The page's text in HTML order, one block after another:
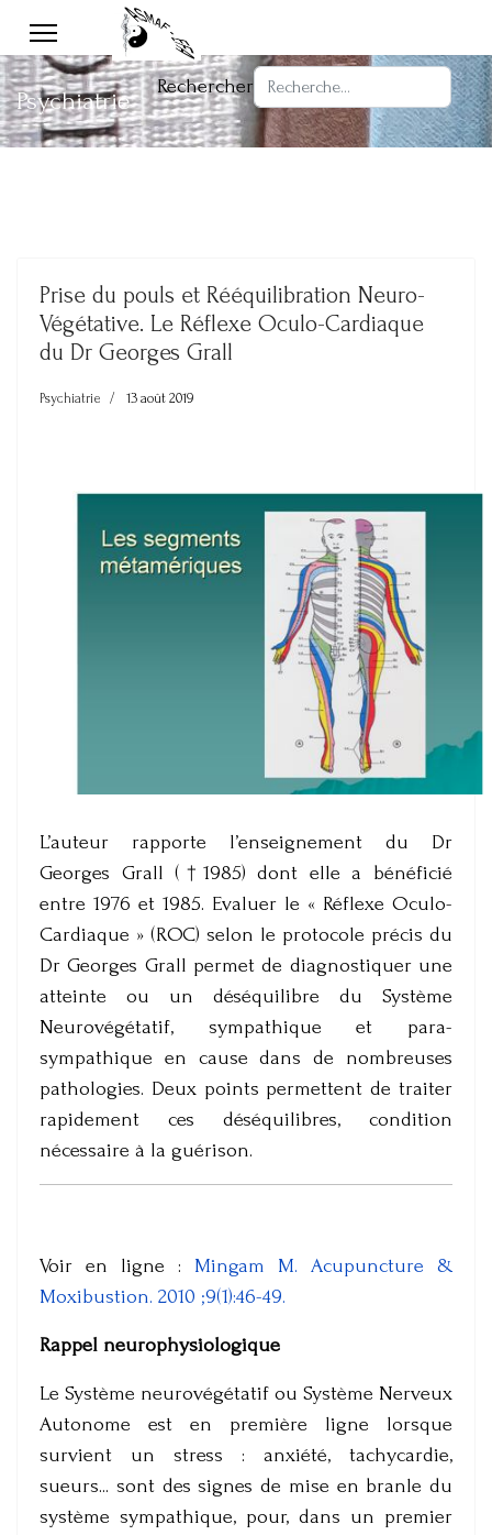
Rechercher
Psychiatrie
Prise du pouls et Rééquilibration Neuro-
Végétative. Le Réflexe Oculo-Cardiaque
du Dr Georges Grall
Psychiatrie 13 août 2019
L’auteur rapporte l’enseignement du Dr
Georges Grall (†1985) dont elle a bénéficié
entre 1976 et 1985. Evaluer le « Réflexe Oculo-
Cardiaque » (ROC) selon le protocole précis du
Dr Georges Grall permet de diagnostiquer une
atteinte ou un déséquilibre du Système
Neurovégétatif, sympathique et para-
sympathique en cause dans de nombreuses
pathologies. Deux points permettent de traiter
rapidement ces déséquilibres, condition
nécessaire à la guérison.
Voir en ligne : Mingam M. Acupuncture &
Moxibustion. 2010 ;9(1):46-49.
Rappel neurophysiologique
Le Système neurovégétatif ou Système Nerveux
Autonome est en première ligne lorsque
survient un stress : anxiété, tachycardie,
sueurs... sont des signes de mise en branle du
système sympathique, pour, dans un premier